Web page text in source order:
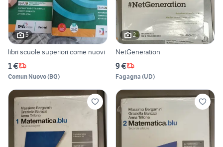
5
libri scuole superiori come nuovi
1 €
Comun Nuovo(BG)
2
NetGeneration
9 €
Fagagna (UD)